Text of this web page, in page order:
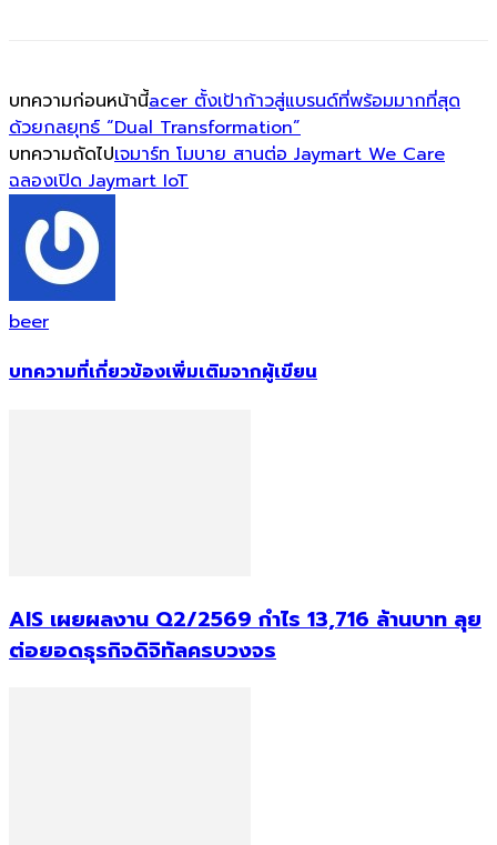
บทความก่อนหน้านี้acer ตั้งเป้าก้าวสู่แบรนด์ที่พร้อมมากที่สุด
ด้วยกลยุทธ์ “Dual Transformation”
บทความถัดไปเจมาร์ท โมบาย สานต่อ Jaymart We Care
ฉลองเปิด Jaymart IoT
beer
บทความที่เกี่ยวข้องเพิ่มเติมจากผู้เขียน
AIS เผยผลงาน Q2/2569 กำไร 13,716 ล้านบาท ลุย
ต่อยอดธุรกิจดิจิทัลครบวงจร